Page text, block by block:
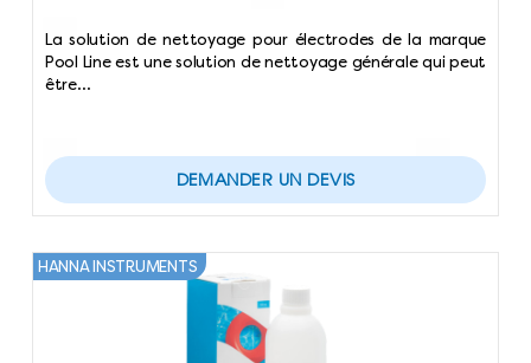
La solution de nettoyage pour électrodes de la marque
Pool Line est une solution de nettoyage générale qui peut
être…
DEMANDER UN DEVIS
HANNA INSTRUMENTS